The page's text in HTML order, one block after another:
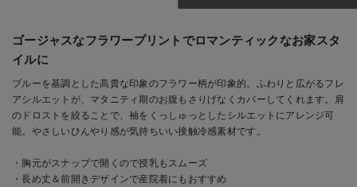
ゴージャスなフラワープリントでロマンティックなお家スタ
イルに
ブルーを基調とした高貴な印象のフラワー柄が印象的。ふわりと広がるフレ
アシルエットが、マタニティ期のお腹もさりげなくカバーしてくれます。肩
のドロストを絞ることで、袖をくっしゅっとしたシルエットにアレンジ可
能。やさしいひんやり感が気持ちいい接触冷感素材です。
・胸元がスナップで開くので授乳もスムーズ
・長め丈＆前開きデザインで産院着にもおすすめ